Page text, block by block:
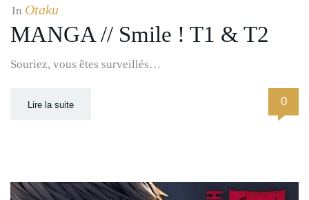
In Otaku
MANGA // Smile ! T1 & T2
Souriez, vous êtes surveillés…
Lire la suite 0